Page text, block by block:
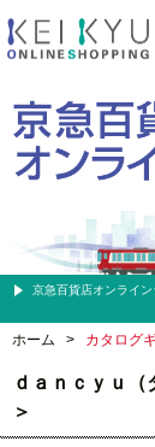
京急百貨店オンライン
ホーム > カタログ
ｄａｎｃｙｕ
＞